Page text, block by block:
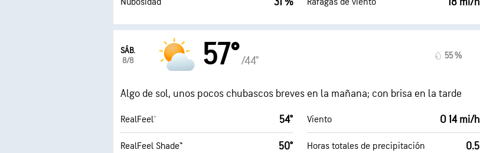
SÁB.
8/8
57° /44° 55 %
Algo de sol, unos pocos chubascos breves en la mañana; con brisa en la tarde
RealFeel® 54°
RealFeel Shade™ 50°
Viento O 14 mi/h
Horas totales de precipitación 0.5